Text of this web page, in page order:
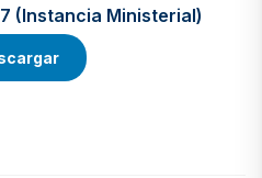
(Instancia Ministerial)